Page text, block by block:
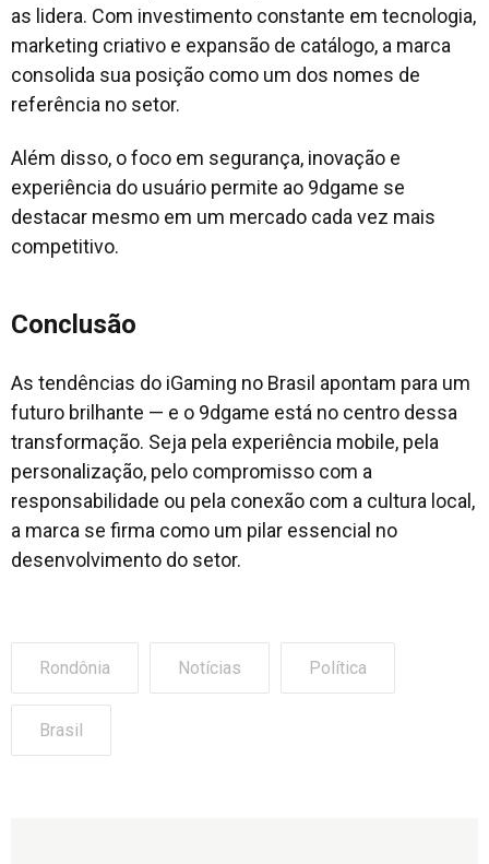
as lidera. Com investimento constante em tecnologia,
marketing criativo e expansão de catálogo, a marca
consolida sua posição como um dos nomes de
referência no setor.
Além disso, o foco em segurança, inovação e
experiência do usuário permite ao 9dgame se
destacar mesmo em um mercado cada vez mais
competitivo.
Conclusão
As tendências do iGaming no Brasil apontam para um
futuro brilhante — e o 9dgame está no centro dessa
transformação. Seja pela experiência mobile, pela
personalização, pelo compromisso com a
responsabilidade ou pela conexão com a cultura local,
a marca se firma como um pilar essencial no
desenvolvimento do setor.
Rondônia Notícias Política
Brasil